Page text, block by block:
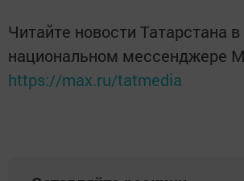
Читайте новости Татарстана в
национальном мессенджере
https://max.ru/tatmedia